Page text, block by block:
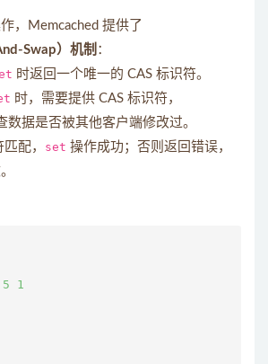
，Memcached 提供了
Swap）机制 ：
时返回一个唯一的 CAS 标识符。
时，需要提供 CAS 标识符，
数据是否被其他客户端修改过。
配， set 操作成功；否则返回错误，
5 1